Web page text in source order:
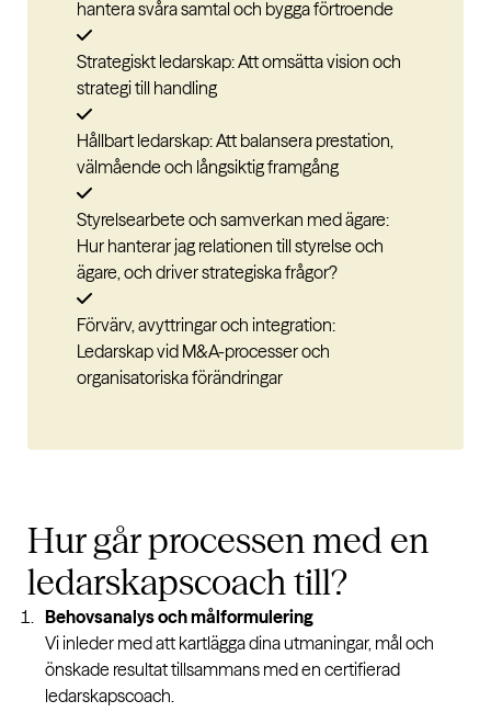
hantera svåra samtal och bygga förtroende
Strategiskt ledarskap: Att omsätta vision och
strategi till handling
Hållbart ledarskap: Att balansera prestation,
välmående och långsiktig framgång
Styrelsearbete och samverkan med ägare:
Hur hanterar jag relationen till styrelse och
ägare, och driver strategiska frågor?
Förvärv, avyttringar och integration:
Ledarskap vid M&A-processer och
organisatoriska förändringar
Hur gårprocessenmed en
ledarskapscoach till?
Behovsanalys och målformulering
Vi inleder med att kartlägga dina utmaningar, mål och
önskade resultat tillsammans med en certifierad
ledarskapscoach.